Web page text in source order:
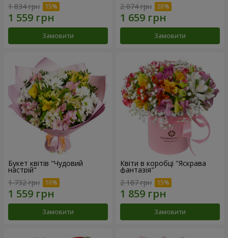
1 834 грн
Замовити
2 074 грн
Замовити
Букет квітів "Чудовий
настрій"
1 732 грн
Замовити
Квіти в коробці "Яскрава
фантазія"
2 187 грн
Замовити